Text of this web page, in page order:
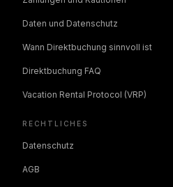
Daten und Datenschutz
Wann Direktbuchung sinnvoll ist
Direktbuchung FAQ
Vacation Rental Protocol (VRP)
RECHTLICHES
Datenschutz
AGB